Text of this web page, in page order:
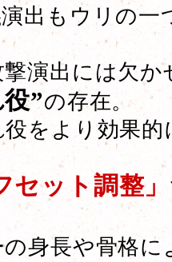
出もウリの一
演出には欠か
”の存在。
をより効果
セット調整」
身長や骨格に